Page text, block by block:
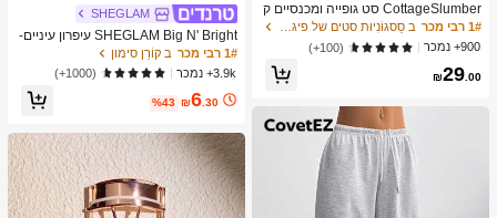
CottageSlumber סט גופייה ומכנסיים ק
צרים סרוגים עם שוליים נצנצים וקונטרס
ט תחרה
1# רבי מכר
900+ נמכר
(100+)
₪29.00
SHEGLAM
SHEGLAM Big N' Bright עיפרון עיניים-
Frost מותג יופי קוסמטיקה איפור לנשים ו
לנערות
1# רבי מכר
ב קוֹרֵן סימון
3.9k+ נמכר
(1000+)
₪6.30
%43